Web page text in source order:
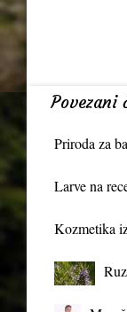
Povezani
Priroda za
Larve na
Kozmetika